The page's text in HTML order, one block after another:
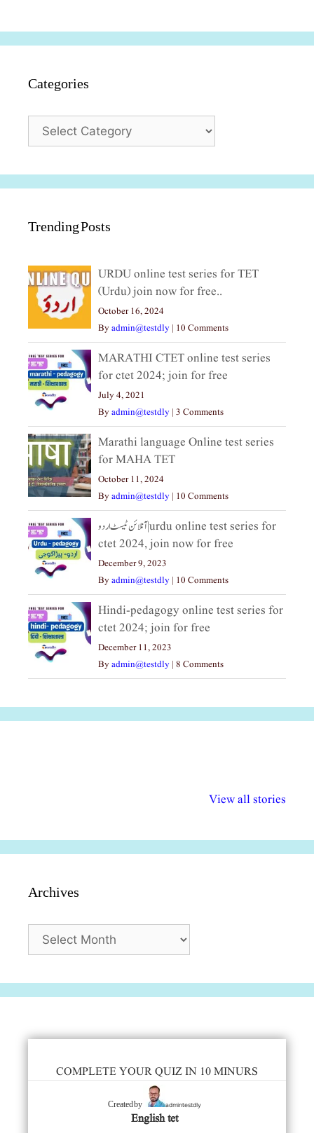
Categories
Trending Posts
URDU online test series for TET
(Urdu) join now for free..
October 16, 2024
Byadmin@testdly | 10 Comments
MARATHI CTET online test series
for ctet 2024; join for free
July 4, 2021
Byadmin@testdly | 3 Comments
Marathi language Online test series
for MAHA TET
October 11, 2024
Byadmin@testdly | 10 Comments
آنلائن ٹیسٹ اردو|urdu online test series for
ctet 2024, join now for free
December 9, 2023
Byadmin@testdly | 10 Comments
Hindi-pedagogy online test series for
ctet 2024; join for free
December 11, 2023
Byadmin@testdly | 8 Comments
View all stories
अधिकार दिवस| 18
वर्षातील
Archives
COMPLETE YOUR QUIZ IN 10 MINURS
Created by admintestdly
English tet